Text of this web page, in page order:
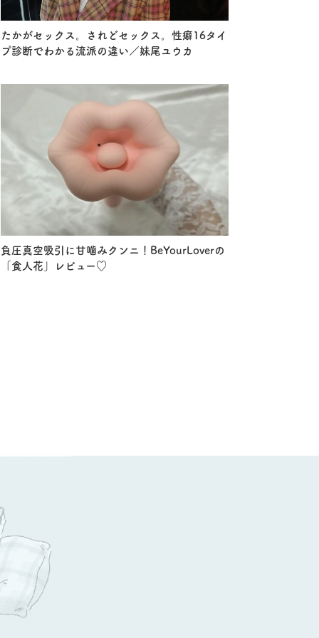
たかがセックス。されどセックス。性癖16タイ
プ診断でわかる流派の違い／妹尾ユウカ
負圧真空吸引に甘噛みクンニ！BeYourLoverの
「食人花」レビュー♡